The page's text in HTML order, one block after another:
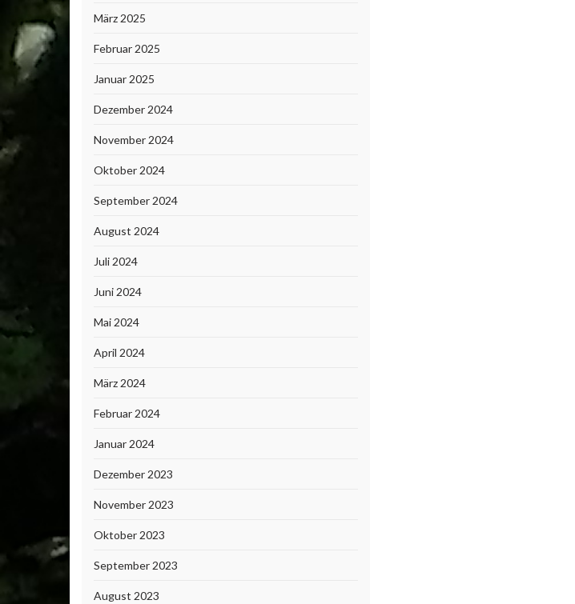
März 2025
Februar 2025
Januar 2025
Dezember 2024
November 2024
Oktober 2024
September 2024
August 2024
Juli 2024
Juni 2024
Mai 2024
April 2024
März 2024
Februar 2024
Januar 2024
Dezember 2023
November 2023
Oktober 2023
September 2023
August 2023